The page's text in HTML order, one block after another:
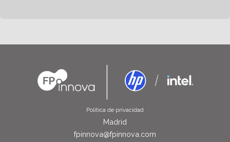
Política de privacidad
Madrid
fpinnova@fpinnova.com